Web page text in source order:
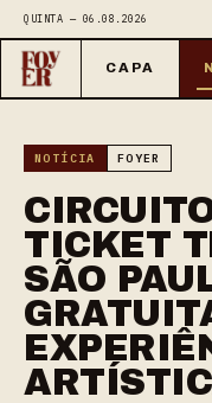
QUINTA — 06.08.2026
CAPA
NOTÍCIA FOYER
TICKET
SÃO